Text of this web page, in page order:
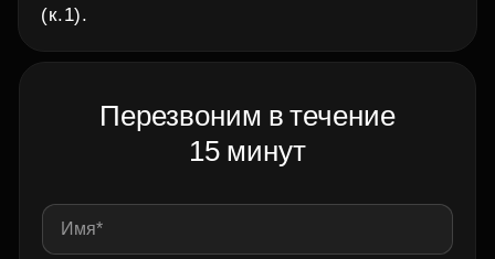
(к.1).
Перезвоним в течение
15 минут